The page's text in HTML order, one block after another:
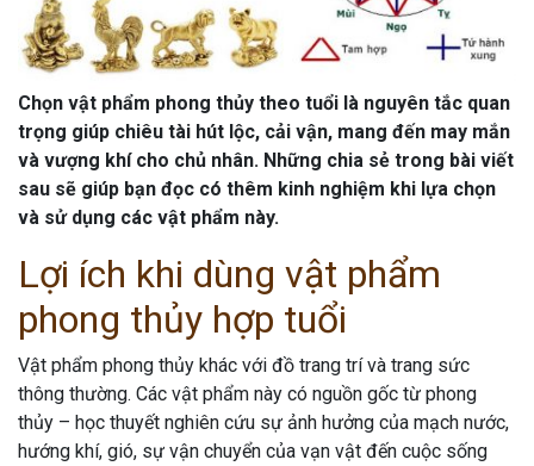
Chọn vật phẩm phong thủy theo tuổi là nguyên tắc quan
trọng giúp chiêu tài hút lộc, cải vận, mang đến may mắn
và vượng khí cho chủ nhân. Những chia sẻ trong bài viết
sau sẽ giúp bạn đọc có thêm kinh nghiệm khi lựa chọn
và sử dụng các vật phẩm này.
Lợi ích khi dùng vật phẩm
phong thủy hợp tuổi
Vật phẩm phong thủy khác với đồ trang trí và trang sức
thông thường. Các vật phẩm này có nguồn gốc từ phong
thủy – học thuyết nghiên cứu sự ảnh hưởng của mạch nước,
hướng khí, gió, sự vận chuyển của vạn vật đến cuộc sống